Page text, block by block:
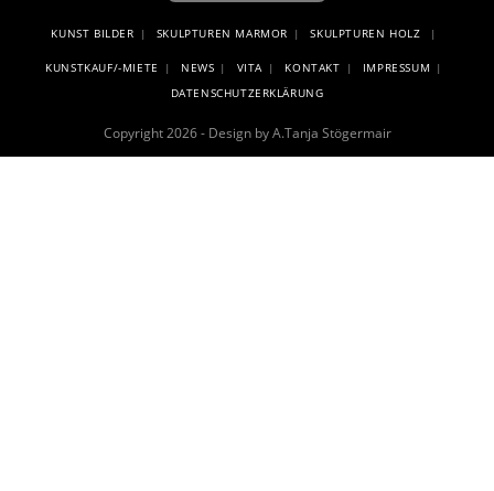
KUNST BILDER SKULPTUREN MARMOR SKULPTUREN HOLZ
KUNSTKAUF/-MIETE NEWS VITA KONTAKT
IMPRESSUM
DATENSCHUTZERKLÄRUNG
Copyright 2026 - Design by A.Tanja Stögermair